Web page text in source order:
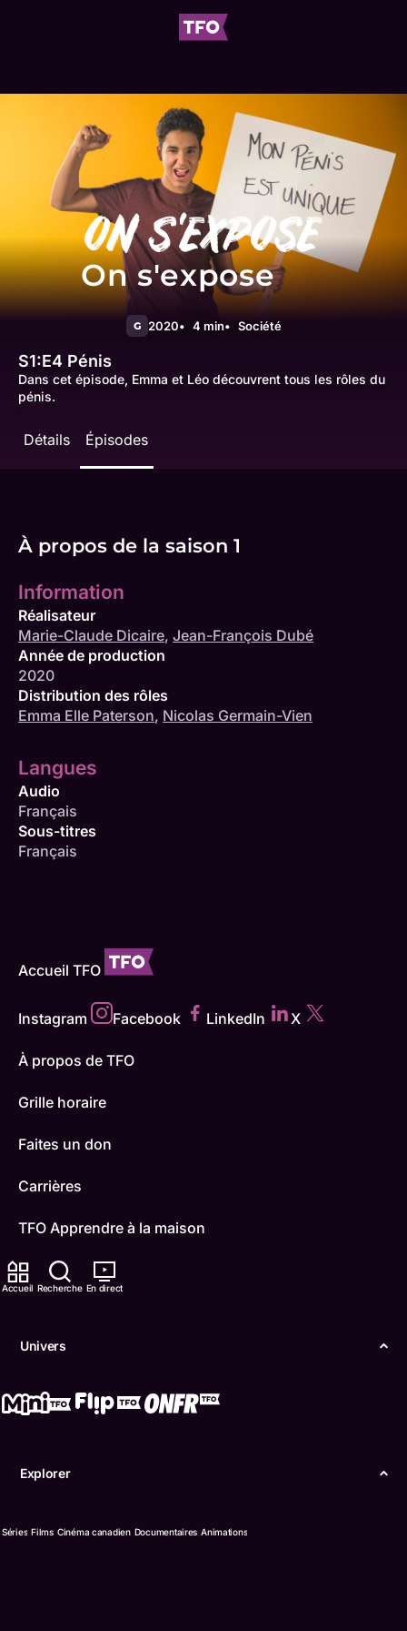
Accueil Recherche En direct
Univers
Explorer
Séries Films Cinéma canadien Documentaires Animations
On s'expose
G 2020 4 min Société
S1:E4 Pénis
Dans cet épisode, Emma et Léo découvrent tous les rôles du
pénis.
Détails Épisodes
À propos de la saison 1
Information
Réalisateur
Marie-Claude Dicaire, Jean-François Dubé
Année de production
2020
Distribution des rôles
Emma Elle Paterson, Nicolas Germain-Vien
Langues
Audio
Français
Sous-titres
Français
Accueil TFO
Instagram Facebook LinkedIn X
À propos de TFO
Grille horaire
Faites un don
Carrières
TFO Apprendre à la maison
Comment nous capter
ONFR
IDÉLLO
Conditions d'utilisation